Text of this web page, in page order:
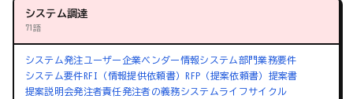
システム調達
71語
システム発注 ユーザー企業ベンダー情報システム部門業務要件
システム要件 RFI（情報提供依頼書） RFP（提案依頼書） 提案書
提案説明会発注者責任発注者の義務システムライフサイクル